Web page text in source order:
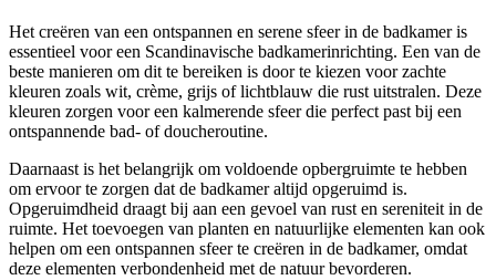
Het creëren van een ontspannen en serene sfeer in de badkamer is
essentieel voor een Scandinavische badkamerinrichting. Een van de
beste manieren om dit te bereiken is door te kiezen voor zachte
kleuren zoals wit, crème, grijs of lichtblauw die rust uitstralen. Deze
kleuren zorgen voor een kalmerende sfeer die perfect past bij een
ontspannende bad- of doucheroutine.
Daarnaast is het belangrijk om voldoende opbergruimte te hebben
om ervoor te zorgen dat de badkamer altijd opgeruimd is.
Opgeruimdheid draagt bij aan een gevoel van rust en sereniteit in de
ruimte. Het toevoegen van planten en natuurlijke elementen kan ook
helpen om een ontspannen sfeer te creëren in de badkamer, omdat
deze elementen verbondenheid met de natuur bevorderen.